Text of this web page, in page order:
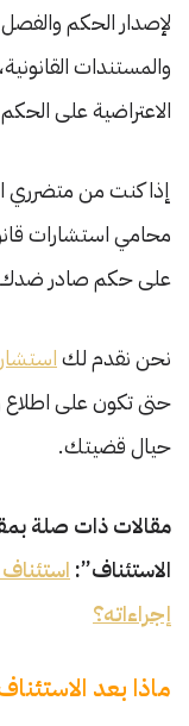
لإصدار الحكم والفصل
والمستندات
الاعتراضية على
إذا كنت من متضرري
محامي استشارات
على حكم صادر ضدك،
نحن نقدم لك
حتى تكون على اطلاع
حيال قضيتك.
مقالات ذات صلة
الاستئناف”:
إجراءاته؟
ماذا بعد